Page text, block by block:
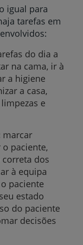
igual para
tarefas em
do dia a
na cama, ir à
a higiene
a casa,
e
marcar
paciente,
dos
à equipa
paciente
estado
do paciente
decisões